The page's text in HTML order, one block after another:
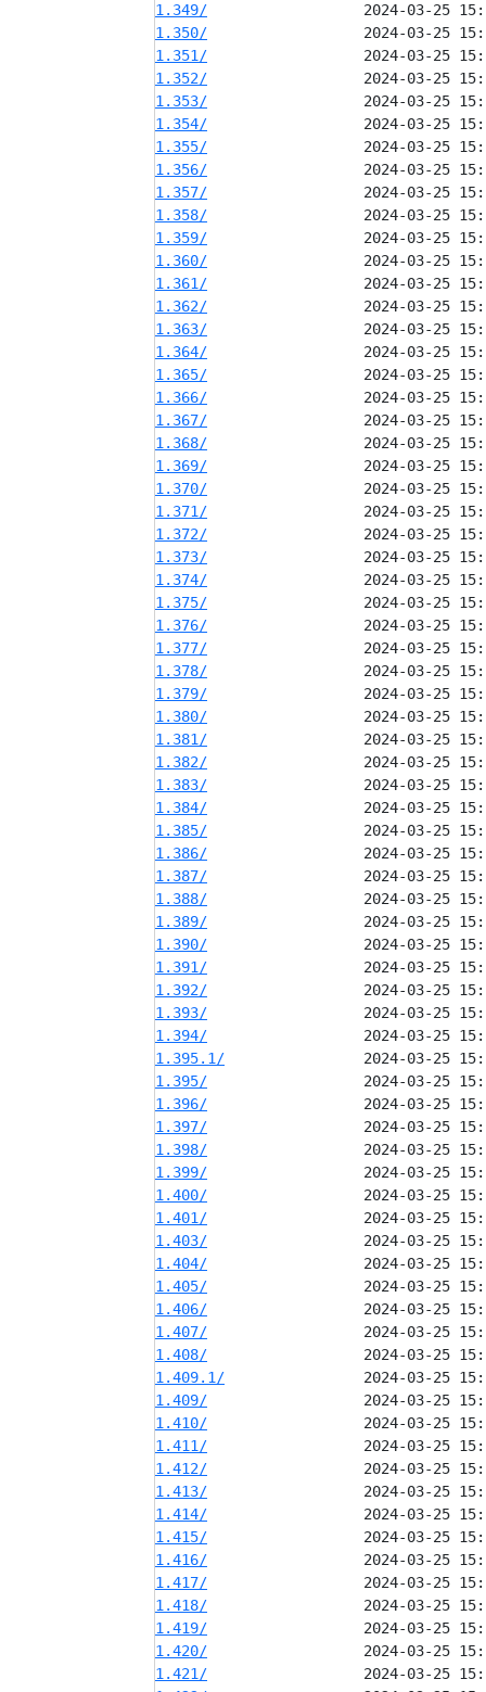
1.349/
1.350/
1.351/
1.352/
1.353/
1.354/
1.355/
1.356/
1.357/
1.358/
1.359/
1.360/
1.361/
1.362/
1.363/
1.364/
1.365/
1.366/
1.367/
1.368/
1.369/
1.370/
1.371/
1.372/
1.373/
1.374/
1.375/
1.376/
1.377/
1.378/
1.379/
1.380/
1.381/
1.382/
1.383/
1.384/
1.385/
1.386/
1.387/
1.388/
1.389/
1.390/
1.391/
1.392/
1.393/
1.394/
1.395.1/
1.395/
1.396/
1.397/
1.398/
1.399/
1.400/
1.401/
1.403/
1.404/
1.405/
1.406/
1.407/
1.408/
1.409.1/
1.409/
1.410/
1.411/
1.412/
1.413/
1.414/
1.415/
1.416/
1.417/
1.418/
1.419/
1.420/
1.421/